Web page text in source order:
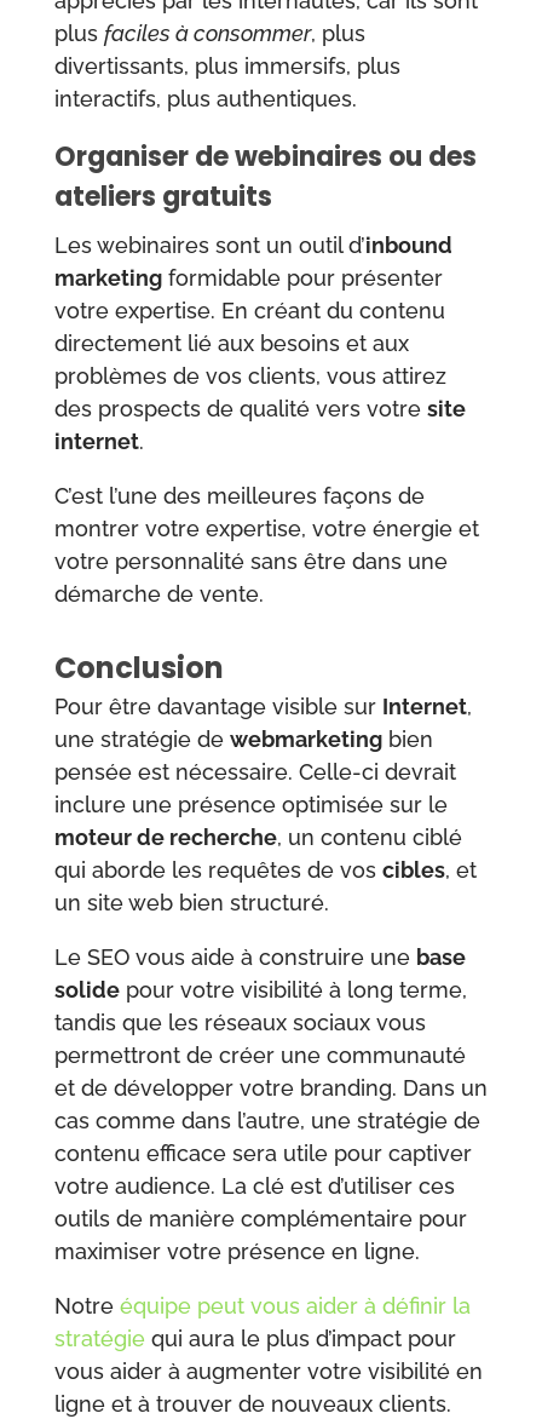
plus faciles à consommer, plus
divertissants, plus immersifs, plus
interactifs, plus authentiques.
Organiser de webinaires ou des
ateliers gratuits
Les webinaires sont un outil d’inbound
marketingformidable pour présenter
votre expertise. En créant du contenu
directement lié aux besoins et aux
problèmes de vos clients, vous attirez
des prospects de qualité vers votre site
internet.
C’est l’une des meilleures façons de
montrer votre expertise, votre énergie et
votre personnalité sans être dans une
démarche de vente.
Conclusion
Pour être davantage visible sur Internet,
une stratégie de webmarketingbien
pensée est nécessaire. Celle-ci devrait
inclure une présence optimisée sur le
moteur de recherche, un contenu ciblé
qui aborde les requêtes de vos cibles, et
un site web bien structuré.
Le SEO vous aide à construire une base
solidepour votre visibilité à long terme,
tandis que les réseaux sociaux vous
permettront de créer une communauté
et de développer votre branding. Dans un
cas comme dans l’autre, une stratégie de
contenu efficace sera utile pour captiver
votre audience. La clé est d’utiliser ces
outils de manière complémentaire pour
maximiser votre présence en ligne.
Notre équipe peut vous aider à définir la
stratégie qui aura le plus d’impact pour
vous aider à augmenter votre visibilité en
ligne et à trouver de nouveaux clients.